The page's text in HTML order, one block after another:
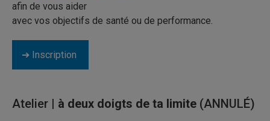
afin de vous aider
avec vos objectifs de santé ou de performance.
➔ Inscription
Atelier | à deux doigts de ta limite (ANNULÉ)